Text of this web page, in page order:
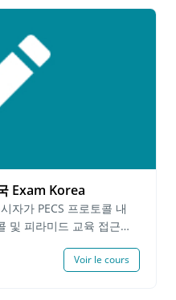
the PECS Level 2
Prerequisites:
Certificate™ & PECS
within 6 months. Fee:
PECS® レベル
項を満たす必要があり
学習者に活動やレッスン
ろの実践 学習者に活動
教えているところの実践
（一日を通してPECSを実
のフェイズとエラー修
ズをどのように指導す
ェイズの実践映像と筆記
践の
、認定資格志願者はPECS
資格が授与されます。
Exam Korea
자가 PECS 프로토콜 내
및 피라미드 교육 접근법
시자는 PECS 레벨 2 시험
Voir le cours